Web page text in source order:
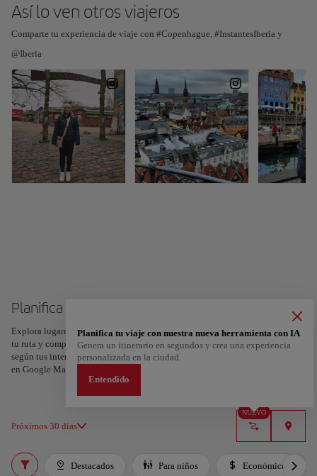
Así lo ven otros viajeros
Comparte tu experiencia de viaje con #Copenhague, #InstantesIberia y
@Iberia
Planifica tu viaje a Copenhague
Explora lugares, experiencias y marca con el corazón tus favoritos para crear
tu ruta y compartirla. ¿Quieres más ideas? Obtén un itinerario personalizado
según tus intereses y la duración de tu viaje: en sólo dos pasos y descargable
en Google Maps.
Próximos 30 días
NUEVO
Planifica tu viaje con nuestra nueva herramienta con IA
Genera un itinerario en segundos y crea una experiencia
personalizada en la ciudad.
Entendido
Destacados Para niños Económico